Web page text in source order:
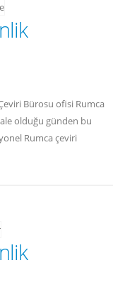
Bürosu ofisi Rumca
olduğu günden bu
Rumca çeviri